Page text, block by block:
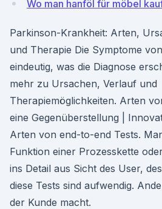
Wo man hanföl für möbel
Parkinson-Krankheit: Arten,
und Therapie Die Symptome
eindeutig, was die Diagnose
mehr zu Ursachen, Verlauf und
Therapiemöglichkeiten. Arten
eine Gegenüberstellung |
Arten von end-to-end Tests.
Funktion einer Prozesskette
ins Detail aus Sicht des User,
diese Tests sind aufwendig.
der Kunde macht.